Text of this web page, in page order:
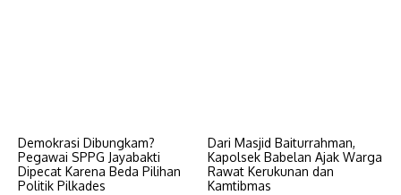
Demokrasi Dibungkam?
Pegawai SPPG Jayabakti
Dipecat Karena Beda Pilihan
Politik Pilkades
Dari Masjid Baiturrahman,
Kapolsek Babelan Ajak Warga
Rawat Kerukunan dan
Kamtibmas